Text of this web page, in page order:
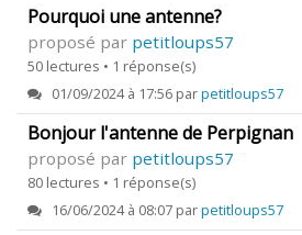
Pourquoi une antenne?
proposé par petitloups57
50 lectures • 1 réponse(s)
01/09/2024 à 17:56 parpetitloups57
Bonjour l'antenne de Perpignan
proposé par petitloups57
80 lectures • 1 réponse(s)
16/06/2024 à 08:07 parpetitloups57